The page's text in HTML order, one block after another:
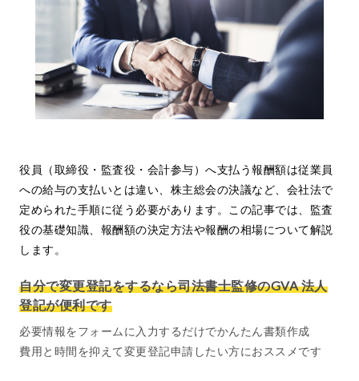
役員（取締役・監査役・会計参与）へ支払う報酬額は従業員
への給与の支払いとは違い、株主総会の決議など、会社法で
定められた手順に従う必要があります。この記事では、監査
役の基礎知識、報酬額の決定方法や報酬の相場について解説
します。
自分で変更登記をするなら司法書士監修のGVA 法人
登記が便利です
必要情報をフォームに入力するだけでかんたん書類作成
費用と時間を抑えて変更登記申請したい方におススメです